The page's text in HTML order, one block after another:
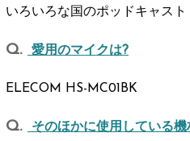
いろいろな国のポッドキャス
愛用のマイクは?
ELECOM HS-MC01BK
そのほかに使用している